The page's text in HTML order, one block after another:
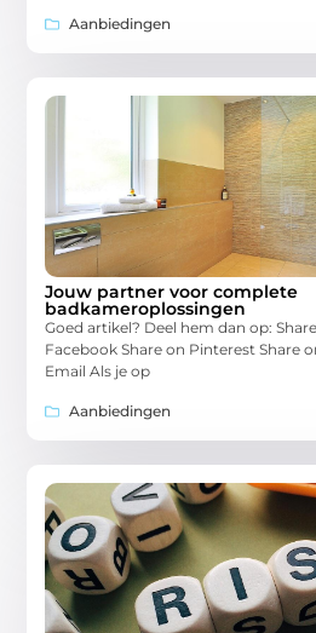
Aanbiedingen
Jouw partner voor complete
badkameroplossingen
Goed artikel? Deel hem dan op:
Facebook Share on Pinterest Share
Email Als je op
Aanbiedingen